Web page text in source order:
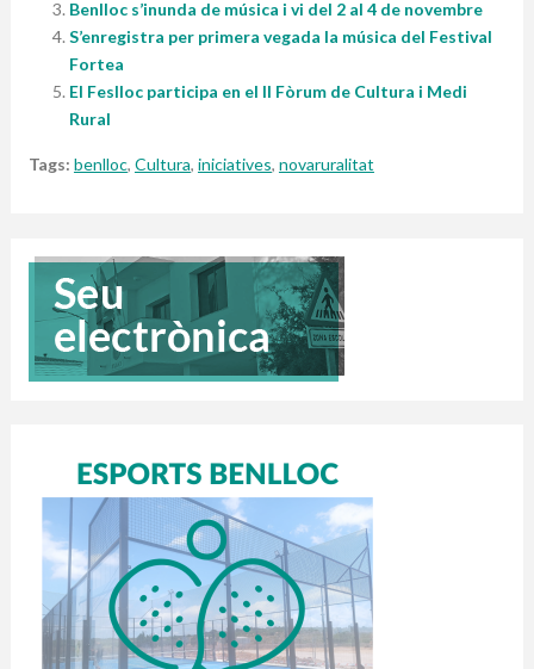
Benlloc s’inunda de música i vi del 2 al 4 de novembre
S’enregistra per primera vegada la música del Festival
Fortea
El Feslloc participa en el II Fòrum de Cultura i Medi
Rural
Tags: benlloc, Cultura, iniciatives, novaruralitat